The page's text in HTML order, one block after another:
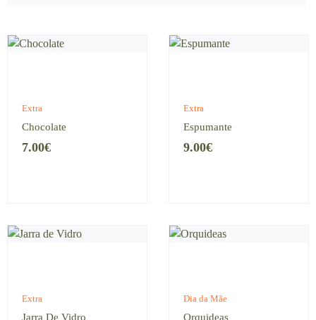
Extra
Chocolate
7.00€
Extra
Espumante
9.00€
Extra
Jarra De Vidro
Dia da Mãe
Orquideas